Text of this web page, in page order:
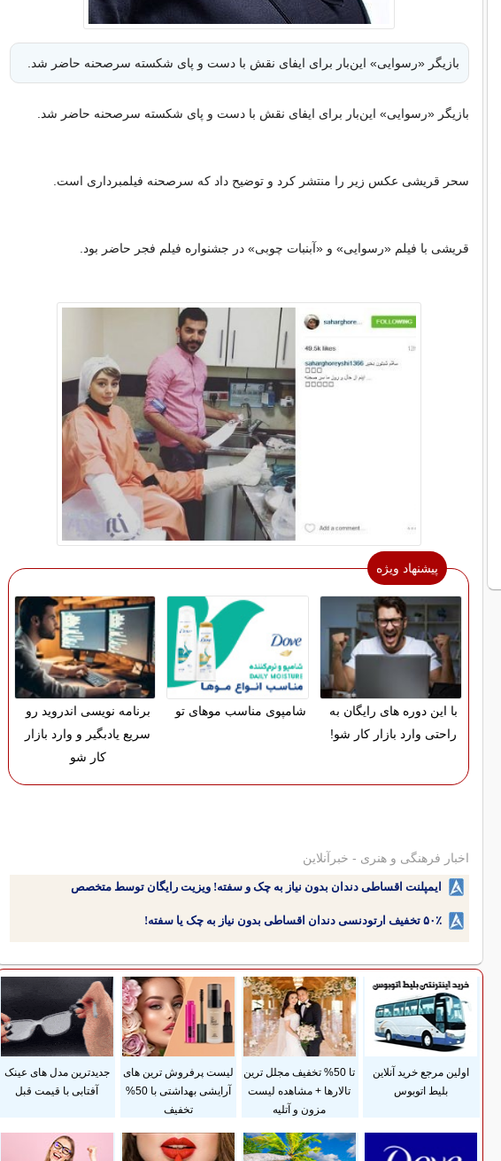
بازیگر «رسوایی» این‌بار برای ایفای نقش با دست و پای شکسته سرصحنه حاضر شد.
بازیگر «رسوایی» این‌بار برای ایفای نقش با دست و پای شکسته سرصحنه حاضر شد.
سحر قریشی عکس زیر را منتشر کرد و توضیح داد که سرصحنه فیلمبرداری است.
قریشی با فیلم «رسوایی» و «آبنبات چوبی» در جشنواره فیلم فجر حاضر بود.
پیشنهاد ویژه
با این دوره های رایگان به
راحتی وارد بازار کار شو!
شامپوی مناسب موهای تو
برنامه نویسی اندروید رو
سریع یادبگیر و وارد بازار
کار شو
اخبار فرهنگی و هنری - خبرآنلاین
ایمپلنت اقساطی دندان بدون نیاز به چک و سفته! ویزیت رایگان توسط متخصص
۵۰٪ تخفیف ارتودنسی دندان اقساطی بدون نیاز به چک یا سفته!
اولین مرجع خرید آنلاین
بلیط اتوبوس
تا 50% تخفیف مجلل ترین
تالارها + مشاهده لیست
مزون و آتلیه
لیست پرفروش ترین های
آرایشی بهداشتی با 50%
تخفیف
جدیدترین مدل های عینک
آفتابی با قیمت قبل